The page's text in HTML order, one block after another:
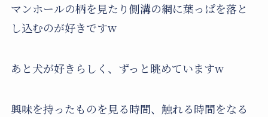
マンホールの柄を見たり側溝の網に葉っぱを落と
し込むのが好きですw
あと犬が好きらしく、ずっと眺めていますw
興味を持ったものを見る時間、触れる時間をなる